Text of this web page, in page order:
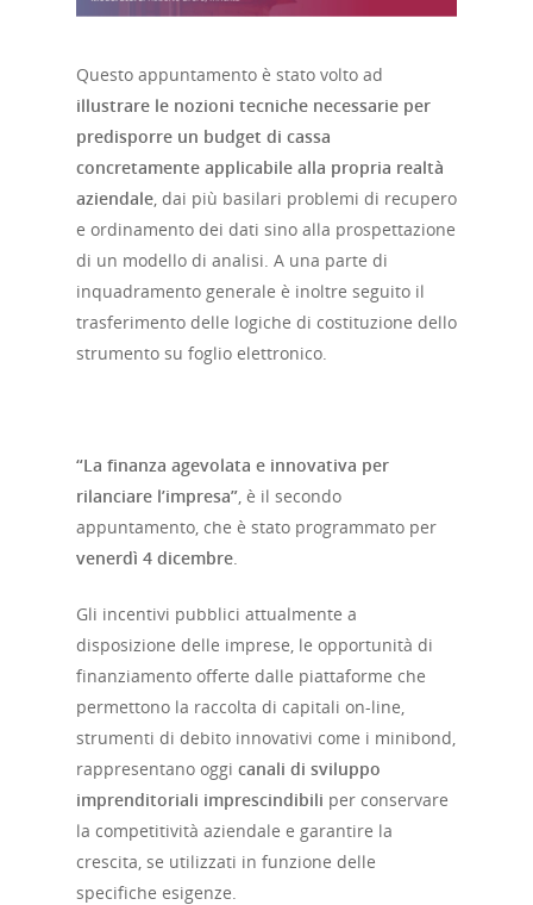
Questo appuntamento è stato volto ad
illustrare le nozioni tecniche necessarie per
predisporre un budget di cassa
concretamente applicabile alla propria realtà
aziendale , dai più basilari problemi di recupero
e ordinamento dei dati sino alla prospettazione
di un modello di analisi. A una parte di
inquadramento generale è inoltre seguito il
trasferimento delle logiche di costituzione dello
strumento su foglio elettronico.
“La finanza agevolata e innovativa per
rilanciare l’impresa” , è il secondo
appuntamento, che è stato programmato per
venerdì 4 dicembre
Gli incentivi pubblici attualmente a
disposizione delle imprese, le opportunità di
finanziamento offerte dalle piattaforme che
permettono la raccolta di capitali on-line,
strumenti di debito innovativi come i minibond,
rappresentano oggi canali di sviluppo
imprenditoriali imprescindibili per conservare
la competitività aziendale e garantire la
crescita, se utilizzati in funzione delle
specifiche esigenze.